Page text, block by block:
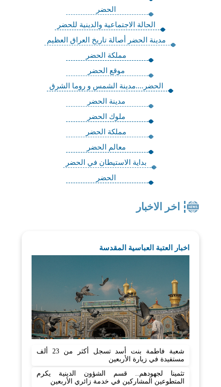
الحضر
الحالة الاجتماعية والدينية للحضر
مدينة الحضر أصالة تاريخ العراق العظيم
مملكة الحضر
موقع الحضر
الحضر....مدينة الشمس و روما الشرق
مدينة الحضر
ملوك الحضر
مملكة الحضر
معالم الحضر
بداية الاستيطان في الحضر
الحضر
اخر الاخبار
اخبار العتبة العباسية المقدسة
شعبة فاطمة بنت أسد تسجل أكثر من 23 ألف
مستفيدة في زيارة الأربعين
تثمينا لجهودهم.. قسم الشؤون الدينية يكرم
المتطوعين المشاركين في خدمة زائري الأربعين